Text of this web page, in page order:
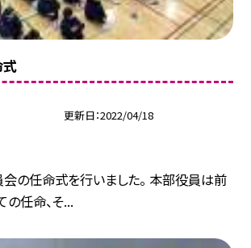
更新日 2022/04/18
の任命式を行いました。 本部役員は前
任命、そ...